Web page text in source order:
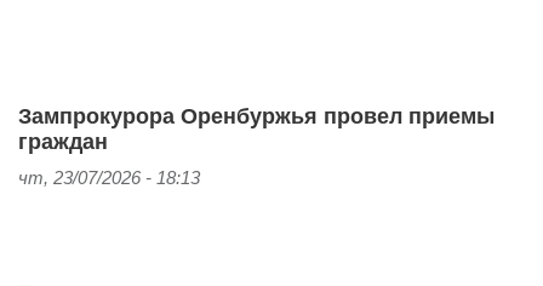
Зампрокурора Оренбуржья провел приемы
граждан
чт, 23/07/2026 - 18:13